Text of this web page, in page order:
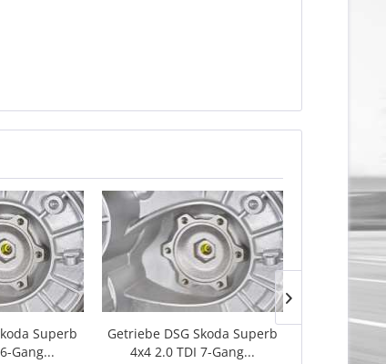
Superb
Gang...
Getriebe DSG Skoda Superb
4x4 2.0 TDI 7-Gang...
Getriebe